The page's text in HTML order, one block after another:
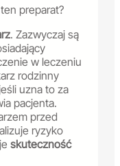
preparat?
. Zazwyczaj są
w leczeniu
rodzinny
uzna to za
pacjenta.
przed
ryzyko
skuteczność